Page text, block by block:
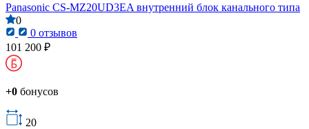
Panasonic CS-MZ20UD3EA внутренний блок канального типа
0
0 отзывов
101 200 ₽
+0 бонусов
20